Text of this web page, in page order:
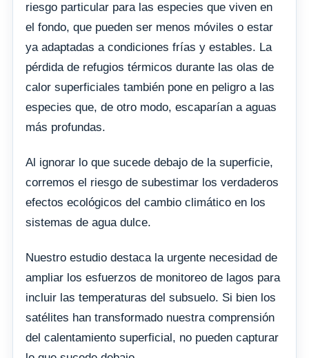
riesgo particular para las especies que viven en
el fondo, que pueden ser menos móviles o estar
ya adaptadas a condiciones frías y estables. La
pérdida de refugios térmicos durante las olas de
calor superficiales también pone en peligro a las
especies que, de otro modo, escaparían a aguas
más profundas.
Al ignorar lo que sucede debajo de la superficie,
corremos el riesgo de subestimar los verdaderos
efectos ecológicos del cambio climático en los
sistemas de agua dulce.
Nuestro estudio destaca la urgente necesidad de
ampliar los esfuerzos de monitoreo de lagos para
incluir las temperaturas del subsuelo. Si bien los
satélites han transformado nuestra comprensión
del calentamiento superficial, no pueden capturar